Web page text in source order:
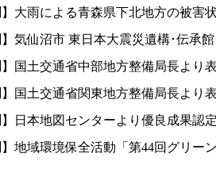
】大雨による青森県下北地方の被害状
】気仙沼市 東日本大震災遺構･伝承
】国土交通省中部地方整備局長より
】国土交通省関東地方整備局長より
】日本地図センターより優良成果認
】地域環境保全活動「第44回グリー